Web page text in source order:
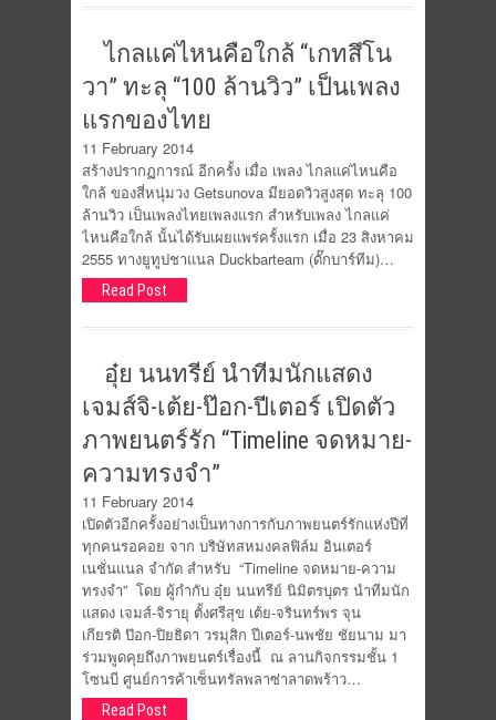
ไกลแค่ไหนคือใกล้ “เกทสึโน
วา” ทะลุ “100 ล้านวิว” เป็นเพลง
แรกของไทย
11 February 2014
สร้างปรากฏการณ์ อีกครั้ง เมื่อ เพลง ไกลแค่ไหนคือ
ใกล้ ของสี่หนุ่มวง Getsunova มียอดวิวสูงสุด ทะลุ 100
ล้านวิว เป็นเพลงไทยเพลงแรก สำหรับเพลง ไกลแค่
ไหนคือใกล้ นั้นได้รับเผยแพร่ครั้งแรก เมื่อ 23 สิงหาคม
2555 ทางยูทูปชาแนล Duckbarteam (ดั๊กบาร์ทีม)…
Read Post
อุ๋ย นนทรีย์ นำทีมนักแสดง
เจมส์จิ-เต้ย-ป๊อก-ปีเตอร์ เปิดตัว
ภาพยนตร์รัก “Timeline จดหมาย-
ความทรงจำ”
11 February 2014
เปิดตัวอีกครั้งอย่างเป็นทางการกับภาพยนตร์รักแห่งปีที่
ทุกคนรอคอย จาก บริษัทสหมงคลฟิล์ม อินเตอร์
เนชั่นแนล จำกัด สำหรับ “Timeline จดหมาย-ความ
ทรงจำ” โดย ผู้กำกับ อุ๋ย นนทรีย์ นิมิตรบุตร นำทีมนัก
แสดง เจมส์-จิรายุ ตั้งศรีสุข เต้ย-จรินทร์พร จุน
เกียรติ ป๊อก-ปิยธิดา วรมุสิก ปีเตอร์-นพชัย ชัยนาม มา
ร่วมพูดคุยถึงภาพยนตร์เรื่องนี้ ณ ลานกิจกรรมชั้น 1
โซนบี ศูนย์การค้าเซ็นทรัลพลาซ่าลาดพร้าว…
Read Post